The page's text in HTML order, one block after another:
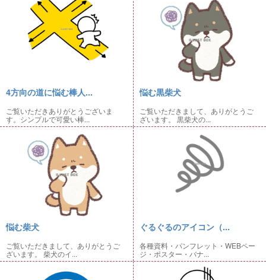
4方向の道に悩む棒人...
ご覧いただきありがとうございま
す。シンプルで可愛い棒...
悩む黒柴犬
ご覧いただきまして、ありがとうご
ざいます。 黒柴犬の...
悩む柴犬
ご覧いただきまして、ありがとうご
ざいます。 柴犬のイ...
ぐるぐるのアイコン（...
各種資料・パンフレット・WEBペー
ジ・ポスター・バナ...